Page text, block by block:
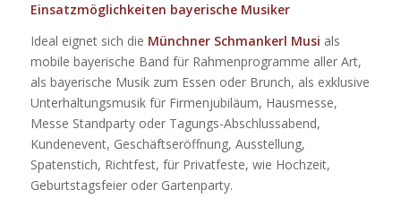
Einsatzmöglichkeiten bayerische Musiker
Ideal eignet sich die Münchner Schmankerl Musi als
mobile bayerische Band für Rahmenprogramme aller Art,
als bayerische Musik zum Essen oder Brunch, als exklusive
Unterhaltungsmusik für Firmenjubiläum, Hausmesse,
Messe Standparty oder Tagungs-Abschlussabend,
Kundenevent, Geschäftseröffnung, Ausstellung,
Spatenstich, Richtfest, für Privatfeste, wie Hochzeit,
Geburtstagsfeier oder Gartenparty.